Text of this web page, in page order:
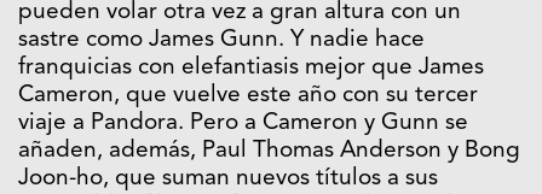
pueden volar otra vez a gran altura con un
sastre como James Gunn. Y nadie hace
franquicias con elefantiasis mejor que James
Cameron, que vuelve este año con su tercer
viaje a Pandora. Pero a Cameron y Gunn se
añaden, además, Paul Thomas Anderson y Bong
Joon-ho, que suman nuevos títulos a sus